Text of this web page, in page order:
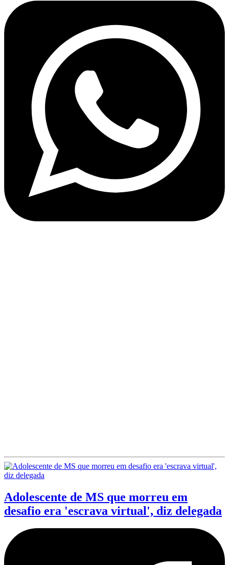
Adolescente de MS que morreu em
desafio era 'escrava virtual', diz delegada